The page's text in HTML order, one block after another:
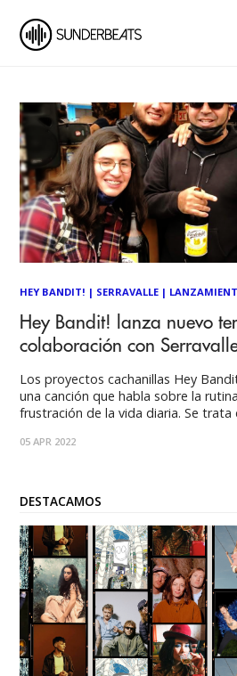
HEY BANDIT! | SERRAVALLE |
Hey Bandit! lanza nuevo
colaboración con
Los proyectos cachanillas Hey
una canción que habla sobre la
frustración de la vida diaria. Se trata
musical y abre la puerta a nuevo
05 APR 2022
DESTACAMOS